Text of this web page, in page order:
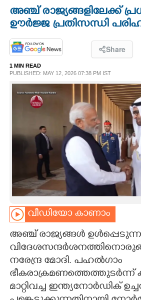
ASTRO
CARTOONS
LITERATURE
ZOOM
അഞ്ച് രാജ്യങ്ങളിലേക്ക്
ഊർജ്ജ പ്രതിസന്ധി
Share
1 MIN READ
PUBLISHED: MAY 12, 2026 07:38 PM IST
വീഡിയോ കാണാം
അഞ്ച് രാജ്യങ്ങൾ ഉൾപ്പെടുന്ന
നരേന്ദ്ര മോദി. പഹല്‍ഗാം
ഭീകരാക്രമണത്തെത്തുടർന്ന്
മാറ്റിവച്ച ഇന്ത്യനോർഡിക്